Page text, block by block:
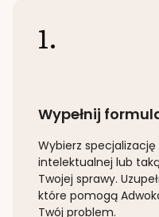
1.
Wypełnij
Wybierz specjalizację
intelektualnej lub
Twojej sprawy.
które pomogą
Twój problem.